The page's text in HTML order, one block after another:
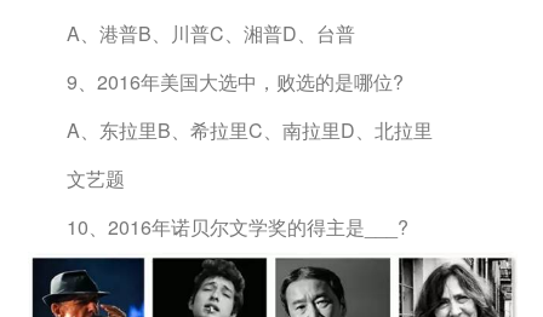
A、港普B、川普C、湘普D、台普
9、2016年美国大选中，败选的是哪位?
A、东拉里B、希拉里C、南拉里D、北拉里
文艺题
10、2016年诺贝尔文学奖的得主是___?